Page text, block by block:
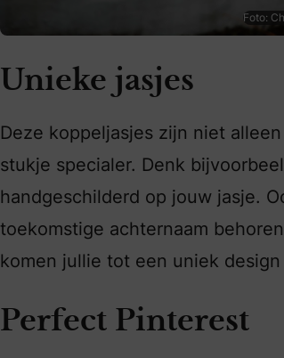
Foto:
Unieke jasjes
Deze koppeljasjes zijn niet
stukje specialer. Denk
handgeschilderd op jouw jasje.
toekomstige achternaam
komen jullie tot een uniek
Perfect Pinterest